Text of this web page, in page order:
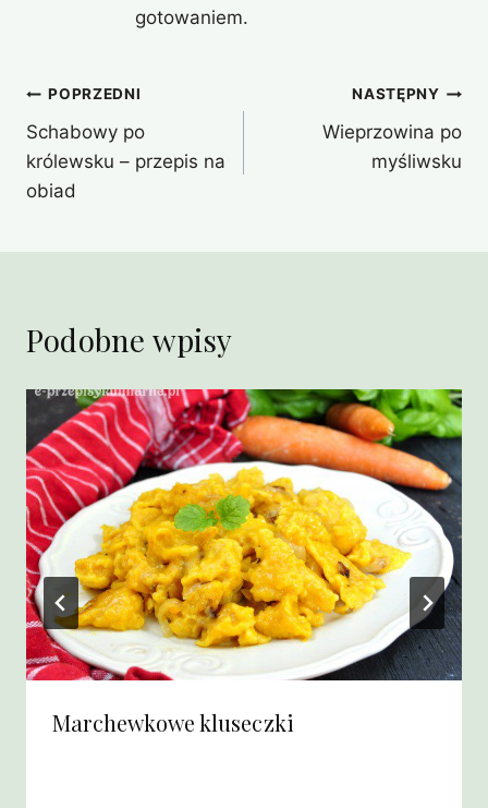
gotowaniem.
Nawigacja
wpisu
POPRZEDNI
Schabowy po
królewsku – przepis na
obiad
NASTĘPNY
Wieprzowina po
myśliwsku
Podobne wpisy
Marchewkowe kluseczki